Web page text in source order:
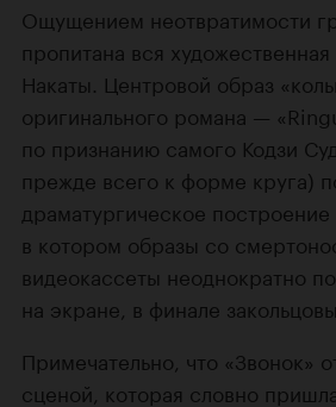
Ощущением неотвратимости
пропитана вся
Накаты. Центровой образ
оригинального романа —
по признанию самого Кодзи
прежде всего к форме круга)
драматургическое построение
в котором образы со
видеокассеты неоднократно
на экране, в финале
Примечательно, что «Звонок»
сценой, которая словно